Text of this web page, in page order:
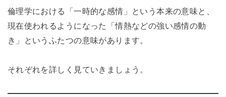
倫理学における「一時的な感情」という本来の意味と、
現在使われるようになった「情熱などの強い感情の動
き」というふたつの意味があります。
それぞれを詳しく見ていきましょう。